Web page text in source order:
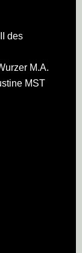
des
M.A.
MST